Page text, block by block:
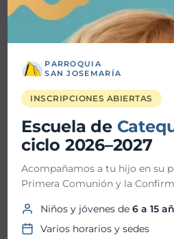
Fecha inicio:09-02-
Hora inicio:11:30 AM
Hora fin:
Ubicación:
PARROQUIA
SAN JOSEMARÍA
INSCRIPCIONES ABIERTAS
Escuela de
ciclo 2026–2027
Acompañamos a tu hijo en su
Primera Comunión y la
Niños y jóvenes de6 a 15
Varios horarios y sedes